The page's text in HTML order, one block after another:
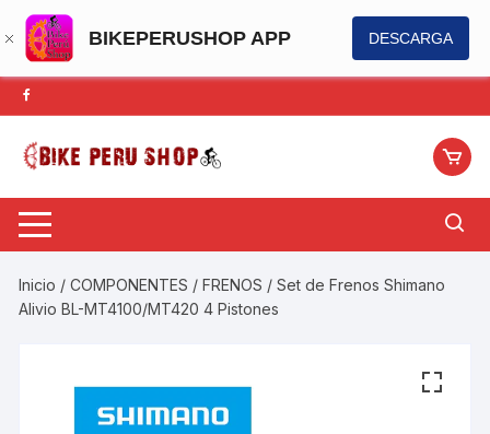
BIKEPERUSHOP APP DESCARGA
Saltar
al
contenido
Inicio /COMPONENTES /FRENOS / Set de Frenos Shimano
Alivio BL-MT4100/MT420 4 Pistones